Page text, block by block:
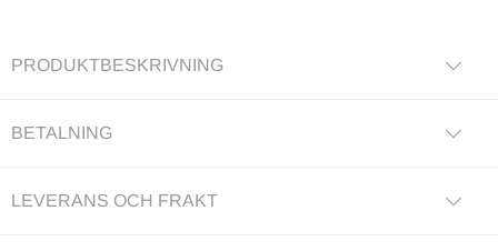
PRODUKTBESKRIVNING
BETALNING
LEVERANS OCH FRAKT